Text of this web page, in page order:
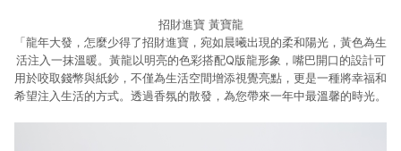
招財進寶 黃寶龍
「龍年大發，怎麼少得了招財進寶，宛如晨曦出現的柔和陽光，黃色為生
活注入一抹溫暖。黃龍以明亮的色彩搭配Q版龍形象，嘴巴開口的設計可
用於咬取錢幣與紙鈔，不僅為生活空間增添視覺亮點，更是一種將幸福和
希望注入生活的方式。透過香氛的散發，為您帶來一年中最溫馨的時光。